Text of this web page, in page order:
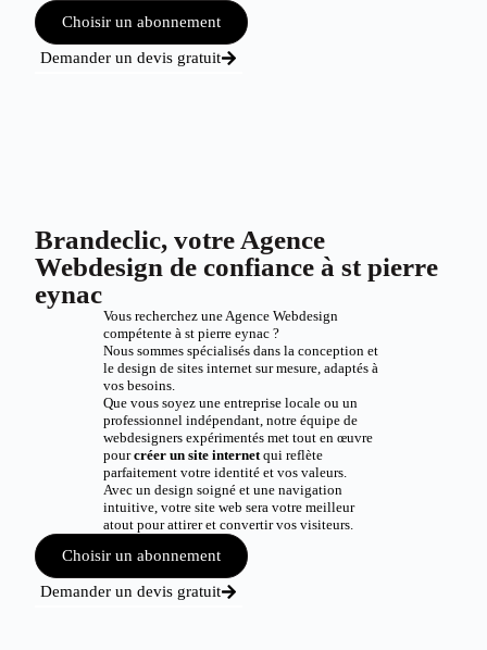
Choisir un abonnement
Demander un devis gratuit
Brandeclic, votre Agence
Webdesign de confiance à st pierre
eynac
Vous recherchez une Agence Webdesign
compétente à st pierre eynac ?
Nous sommes spécialisés dans la conception et
le design de sites internet sur mesure, adaptés à
vos besoins.
Que vous soyez une entreprise locale ou un
professionnel indépendant, notre équipe de
webdesigners expérimentés met tout en œuvre
pourcréer un site internetqui reflète
parfaitement votre identité et vos valeurs.
Avec un design soigné et une navigation
intuitive, votre site web sera votre meilleur
atout pour attirer et convertir vos visiteurs.
Choisir un abonnement
Demander un devis gratuit